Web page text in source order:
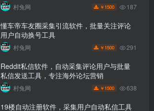
村兔网 ￥ 1500 187
懂车帝车友圈采集引流软件，批量关注评论
用户自动换号工具
村兔网 ￥ 1500 291
Reddit私信软件，自动采集评论用户与批量
私信发送工具，专注海外论坛营销
村兔网 ￥ 1500 638
19楼自动注册软件，采集用户自动私信工具